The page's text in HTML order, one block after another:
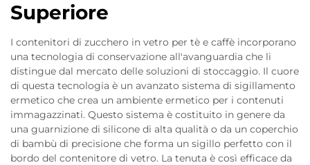
Superiore
I contenitori di zucchero in vetro per tè e caffè incorporano
una tecnologia di conservazione all'avanguardia che li
distingue dal mercato delle soluzioni di stoccaggio. Il cuore
di questa tecnologia è un avanzato sistema di sigillamento
ermetico che crea un ambiente ermetico per i contenuti
immagazzinati. Questo sistema è costituito in genere da
una guarnizione di silicone di alta qualità o da un coperchio
di bambù di precisione che forma un sigillo perfetto con il
bordo del contenitore di vetro. La tenuta è così efficace da